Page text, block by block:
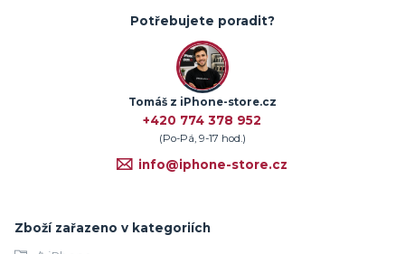
Potřebujete poradit?
Tomáš z iPhone-store.cz
+420 774 378 952
(Po-Pá, 9-17 hod.)
info@iphone-store.cz
Zboží zařazeno v kategoriích